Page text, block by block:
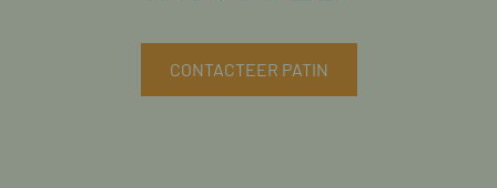
CONTACTEER PATIN